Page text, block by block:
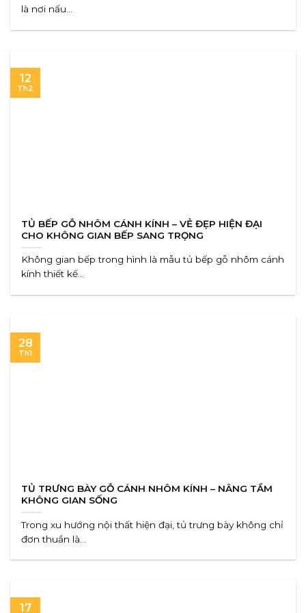
là nơi nấu...
TỦ BẾP GỖ NHÔM CÁNH KÍNH – VẺ ĐẸP HIỆN ĐẠI
CHO KHÔNG GIAN BẾP SANG TRỌNG
Không gian bếp trong hình là mẫu tủ bếp gỗ nhôm cánh
kính thiết kế...
12
Th2
TỦ TRƯNG BÀY GỖ CÁNH NHÔM KÍNH – NÂNG TẦM
KHÔNG GIAN SỐNG
Trong xu hướng nội thất hiện đại, tủ trưng bày không chỉ
đơn thuần là...
28
Th1
17